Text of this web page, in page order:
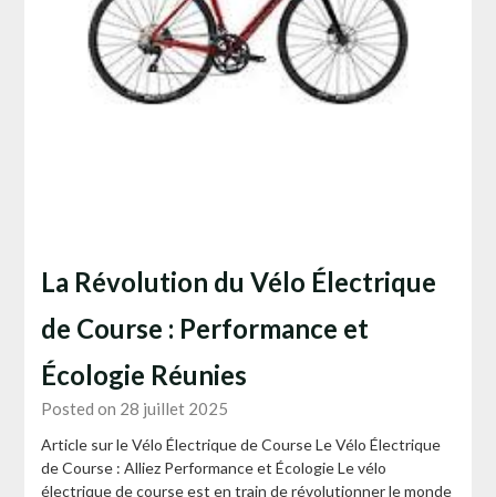
La Révolution du Vélo Électrique
de Course : Performance et
Écologie Réunies
Posted on 28 juillet 2025
Article sur le Vélo Électrique de Course Le Vélo Électrique
de Course : Alliez Performance et Écologie Le vélo
électrique de course est en train de révolutionner le monde